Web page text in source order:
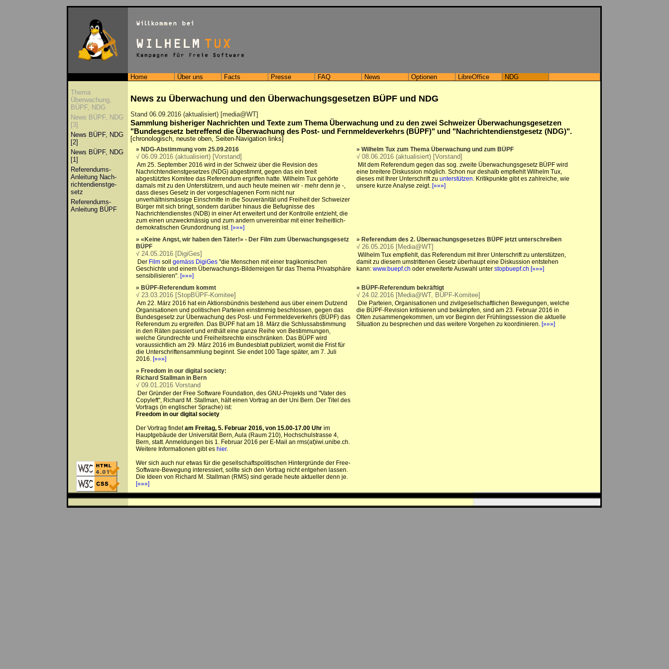
Home Über uns Facts Presse FAQ News Optionen LibreOffice NDG
Thema
Überwachung,
BÜPF, NDG
News BÜPF, NDG
[3]
News BÜPF, NDG
[2]
News BÜPF, NDG
[1]
Referendums-
Anleitung Nach­
rich­ten­dienst­ge­
setz
Referendums-
Anleitung BÜPF
News zu Überwachung und den Überwachungsgesetzen BÜPF und NDG
Stand 06.09.2016 (aktualisiert) [media@WT]
Sammlung bisheriger Nachrichten und Texte zum Thema Überwachung und zu den zwei Schweizer Überwachungsgesetzen
"Bundesgesetz betreffend die Überwachung des Post- und Fernmeldeverkehrs (BÜPF)" und "Nach­rich­ten­dienst­ge­setz (NDG)".
[chronologisch, neuste oben, Seiten-Navigation links]
» NDG-Abstimmung vom 25.09.2016
√ 06.09.2016 (aktualisiert) [Vorstand]
Am 25. September 2016 wird in der Schweiz über die Revision des
Nachrichtendienstgesetzes (NDG) abgestimmt, gegen das ein breit
abgestütztes Komitee das Referendum ergriffen hatte. Wilhelm Tux gehörte
damals mit zu den Unterstützern, und auch heute meinen wir - mehr denn je -,
dass dieses Gesetz in der vorgeschlagenen Form nicht nur
unverhältnismässige Einschnitte in die Souveränität und Freiheit der Schweizer
Bürger mit sich bringt, sondern darüber hinaus die Befugnisse des
Nachrichtendienstes (NDB) in einer Art erweitert und der Kontrolle entzieht, die
zum einen unzweckmässig und zum andern unvereinbar mit einer freiheitlich-
demokratischen Grundordnung ist. [»»»]
» Wilhelm Tux zum Thema Überwachung und zum BÜPF
√ 08.06.2016 (aktualisiert) [Vorstand]
Mit dem Referendum gegen das sog. zweite Überwachungsgesetz BÜPF wird
eine breitere Diskussion möglich. Schon nur deshalb empfiehlt Wilhelm Tux,
dieses mit Ihrer Unterschrift zu unterstützen. Kritikpunkte gibt es zahlreiche, wie
unsere kurze Analyse zeigt. [»»»]
» «Keine Angst, wir haben den Täter!» - Der Film zum Überwachungsgesetz
BÜPF
√ 24.05.2016 [DigiGes]
Der Film soll gemäss DigiGes "die Menschen mit einer tragikomischen
Geschichte und einem Überwachungs-Bilderreigen für das Thema Privatsphäre
sensibilisieren". [»»»]
» Referendum des 2. Überwachungsgesetzes BÜPF jetzt unterschreiben
√ 26.05.2016 [Media@WT]
Wilhelm Tux empfiehlt, das Referendum mit Ihrer Unterschrift zu unterstützen,
damit zu diesem umstrittenen Gesetz überhaupt eine Diskussion entstehen
kann: www.buepf.ch oder erweiterte Auswahl unter stopbuepf.ch [»»»]
» BÜPF-Referendum kommt
√ 23.03.2016 [StopBÜPF-Komitee]
Am 22. März 2016 hat ein Aktionsbündnis bestehend aus über einem Dutzend
Organisationen und politischen Parteien einstimmig beschlossen, gegen das
Bundesgesetz zur Überwachung des Post- und Fernmeldeverkehrs (BÜPF) das
Referendum zu ergreifen. Das BÜPF hat am 18. März die Schlussabstimmung
in den Räten passiert und enthält eine ganze Reihe von Bestimmungen,
welche Grundrechte und Freiheitsrechte einschränken. Das BÜPF wird
voraussichtlich am 29. März 2016 im Bundesblatt publiziert, womit die Frist für
die Unterschriftensammlung beginnt. Sie endet 100 Tage später, am 7. Juli
2016. [»»»]
» BÜPF-Referendum bekräftigt
√ 24.02.2016 [Media@WT, BÜPF-Komitee]
Die Parteien, Organisationen und zivilgesellschaftlichen Bewegungen, welche
die BÜPF-Revision kritisieren und bekämpfen, sind am 23. Februar 2016 in
Olten zusammengekommen, um vor Beginn der Frühlingssession die aktuelle
Situation zu besprechen und das weitere Vorgehen zu koordinieren. [»»»]
» Freedom in our digital society:
Richard Stallman in Bern
√ 09.01.2016 Vorstand
Der Gründer der Free Software Foundation, des GNU-Projekts und "Vater des
Copyleft", Richard M. Stallman, hält einen Vortrag an der Uni Bern. Der Titel des
Vortrags (in englischer Sprache) ist:
Freedom in our digital society
Der Vortrag findetam Freitag, 5. Februar 2016, von 15.00-17.00 Uhr im
Hauptgebäude der Universität Bern, Aula (Raum 210), Hochschulstrasse 4,
Bern, statt. Anmeldungen bis 1. Februar 2016 per E-Mail an rms(at)iwi.unibe.ch.
Weitere Informationen gibt es hier.
Wer sich auch nur etwas für die gesellschaftspolitischen Hintergründe der Free-
Software-Bewegung interessiert, sollte sich den Vortrag nicht entgehen lassen.
Die Ideen von Richard M. Stallman (RMS) sind gerade heute aktueller denn je.
[»»»]